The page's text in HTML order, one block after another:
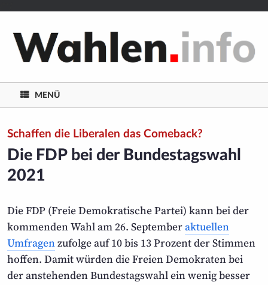
springen
MENÜ
Schaffen die Liberalen das Comeback?
Die FDP bei der Bundestags­wahl
2021
Die FDP (Freie Demokratische Partei) kann bei der
kommenden Wahl am 26. Septemberaktuellen
Umfragenzufolge auf 10 bis 13 Prozent der Stimmen
hoffen. Damit würden die Freien Demokraten bei
der anstehenden Bundestags­wahl ein wenig besser